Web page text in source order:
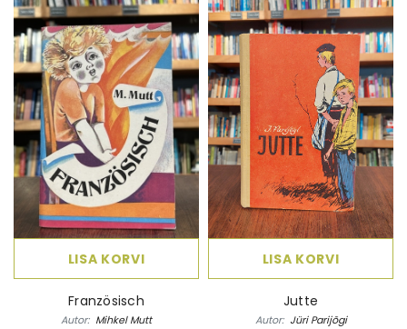
LISA KORVI
Französisch
Autor: Mihkel Mutt
LISA KORVI
Jutte
Autor: Jüri Parijõgi